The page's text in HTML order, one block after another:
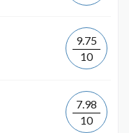
9.75
10
7.98
10